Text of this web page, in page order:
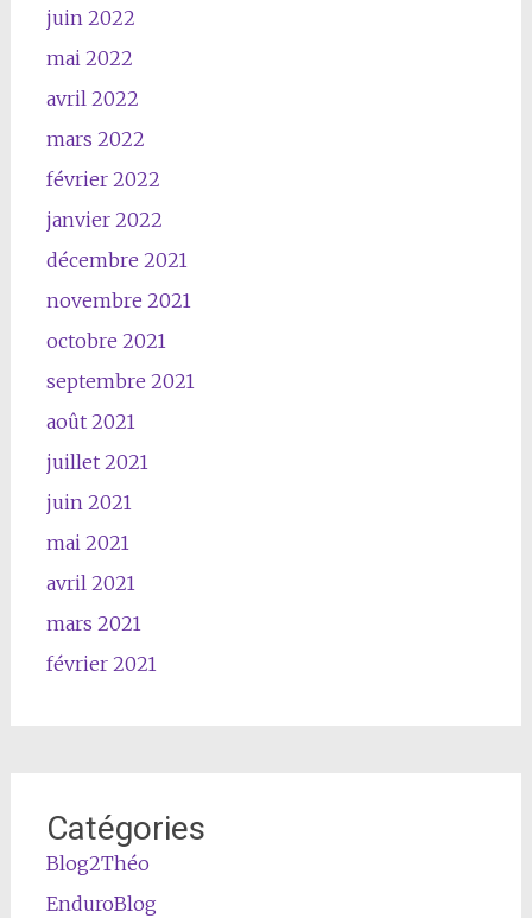
juin 2022
mai 2022
avril 2022
mars 2022
février 2022
janvier 2022
décembre 2021
novembre 2021
octobre 2021
septembre 2021
août 2021
juillet 2021
juin 2021
mai 2021
avril 2021
mars 2021
février 2021
Catégories
Blog2Théo
EnduroBlog